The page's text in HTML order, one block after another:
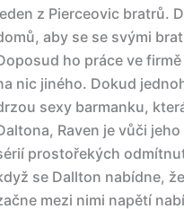
z Pierceovic bratrů.
aby se se svými
ho práce ve
nic jiného. Dokud
sexy barmanku,
Raven je vůči
prostořekých
se Dallton nabídne,
mezi nimi napětí